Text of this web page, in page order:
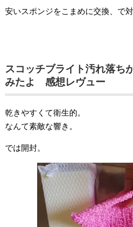
安いスポンジをこまめに交換、で対
スコッチブライト汚れ落ち
みたよ 感想レヴュー
乾きやすくて衛生的。
なんて素敵な響き。
では開封。